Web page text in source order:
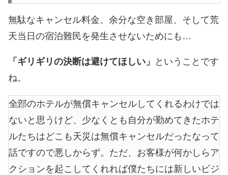
無駄なキャンセル料金、余分な空き部屋、そして荒
天当日の宿泊難民を発生させないためにも…
「ギリギリの決断は避けてほしい」
ということです
ね。
全部のホテルが無償キャンセルしてくれるわけでは
ないと思うけど、少なくとも自分が勤めてきたホテ
ルたちはどこも天災は無償キャンセルだったなって
話ですので悪しからず。ただ、お客様が何かしらア
クションを起こしてくれれば僕たちには新しいビジ